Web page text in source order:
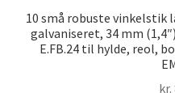
10 små robuste vinkelstik
galvaniseret, 34 mm
E.FB.24 til hylde, reol,
kr.